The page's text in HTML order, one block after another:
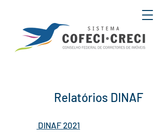
Relatórios DINAF
DINAF 2021